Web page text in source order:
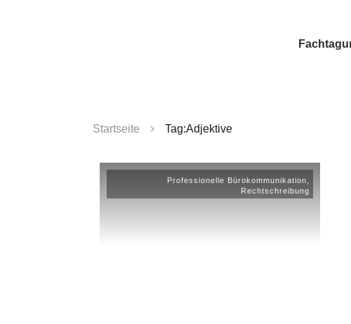
Startseite Tag:Adjektive
Professionelle Bürokommunikation
Rechtschreibung